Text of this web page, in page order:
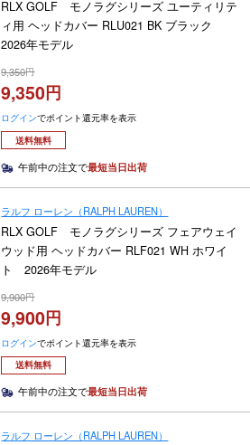
RLX GOLF モノラグシリーズ ユーティリテ
ィ用 ヘッドカバー RLU021 BK ブラック
2026年モデル
9,350
9,350
ログインでポイント還元率を表示
送料無料
午前中の注文で最短当日出荷
ラルフ ローレン（RALPH LAUREN）
RLX GOLF モノラグシリーズ フェアウェイ
ウッド用 ヘッドカバー RLF021 WH ホワイ
ト 2026年モデル
9,900
9,900
ログインでポイント還元率を表示
送料無料
午前中の注文で最短当日出荷
ラルフ ローレン（RALPH LAUREN）